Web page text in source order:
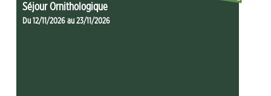
Séjour Ornithologique
Du 12/11/2026 au 23/11/2026